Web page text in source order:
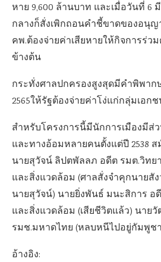
หาย 9,600 ล้านบาท และเมื่อวันที่ 6
กลางก็สั่งเพิกถอนคำชี้ขาดของอนุญ
คพ.ต้องจ่ายค่าเสียหายให้กิจการร่วม
ข้างต้น
กระทั่งศาลปกครองสูงสุดมีคำพิพาก
2565ให้รัฐต้องจ่ายค่าโง่แก่กลุ่มเอก
สำหรับโครงการนี้มีนักการเมืองมีส่
และทางอ้อมหลายคนตั้งแต่ปี 2538
นายสุวัจน์ ลิปตพัลลภ อดีต รมต.วิทย
และสิ่งแวดล้อม (ศาลสั่งจำคุกนาย
นายสุวัจน์) นายยิ่งพันธ์ มนะสิการ อ
และสิ่งแวดล้อม (เสียชีวิตแล้ว) นาย
รมช.มหาดไทย (หลบหนีไปอยู่กัมพูช
อ้างอิง: